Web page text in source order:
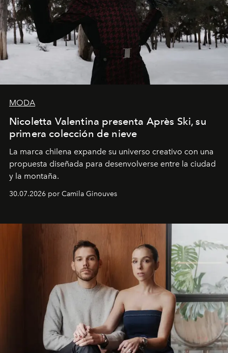
MODA
Nicoletta Valentina presenta Après Ski, su
primera colección de nieve
La marca chilena expande su universo creativo con una
propuesta diseñada para desenvolverse entre la ciudad
y la montaña.
30.07.2026 por Camila Ginouves